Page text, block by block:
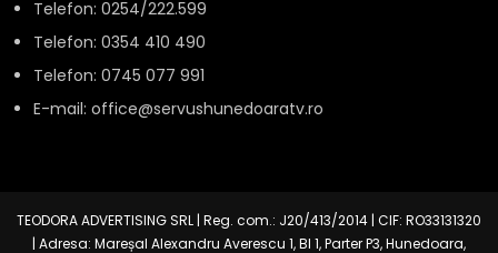
Telefon: 0254/222.599
Telefon: 0354 410 490
Telefon: 0745 077 991
E-mail: office@servushunedoaratv.ro
TEODORA ADVERTISING SRL | Reg. com.: J20/413/2014 | CIF: RO33131320
| Adresa: Mareșal Alexandru Averescu 1, Bl 1, Parter P3, Hunedoara,